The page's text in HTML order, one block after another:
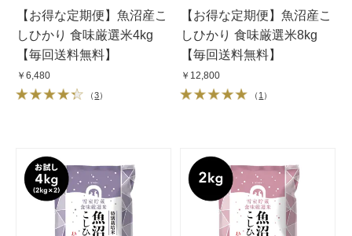
【お得な定期便】魚沼産こ
しひかり 食味厳選米4kg
【毎回送料無料】
￥6,480
（3）
【お得な定期便】魚沼産こ
しひかり 食味厳選米8kg
【毎回送料無料】
￥12,800
（ 1 ）